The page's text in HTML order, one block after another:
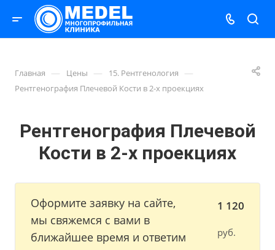
Главная — Цены — 15. Рентгенология —
Рентгенография Плечевой Кости в 2-х проекциях
Рентгенография Плечевой
Кости в 2-х проекциях
Оформите заявку на сайте,
мы свяжемся с вами в
ближайшее время и ответим
1 120
руб.